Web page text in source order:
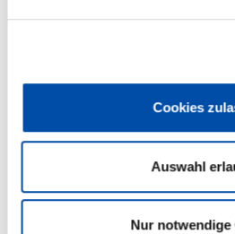
Cookies
Auswahl
Nur notwendige
Nr. 120/2014 vom
Steinburg für das Haushaltsjahr 2014
Nr. 119/2014 vom
Haushaltssatzung des
für das Haushaltsjahr 2015